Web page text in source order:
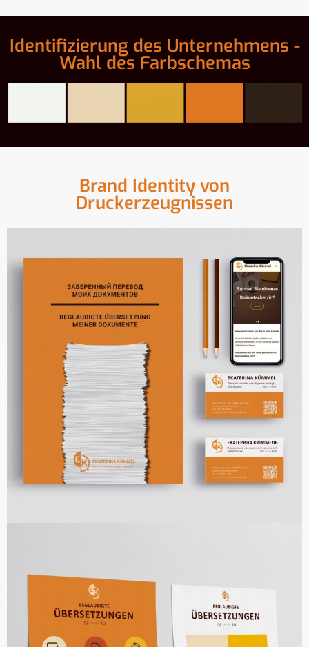
Identifizierung des Unternehmens -
Wahl des Farbschemas
Brand Identity von
Druckerzeugnissen